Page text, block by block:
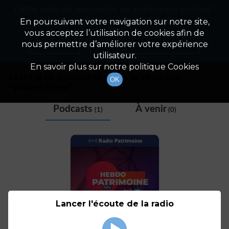
Tag
Liste des podcasts avec le mot-clé
Podcasts (1) À venir(0)
En poursuivant votre navigation sur notre site,
vous acceptez l’utilisation de cookies afin de
nous permettre d’améliorer votre expérience
utilisateur.
En savoir plus sur notre politique Cookies
OK
Appuyez ci-dessous pour l'installer.
Non merci Télécharger l'application
Lancer l'écoute de la radio